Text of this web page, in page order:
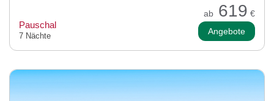
ab 619 €
Pauschal
7 Nächte Angebote